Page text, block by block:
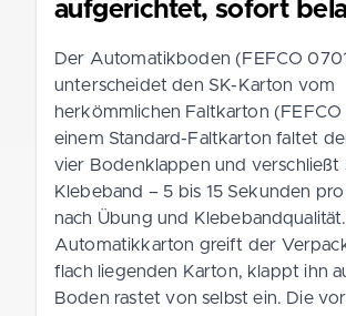
aufgerichtet, sofort
Der Automatikboden (FEFCO
unterscheidet den SK-Karton vom
herkömmlichen Faltkarton (FEFCO
einem Standard-Faltkarton faltet
vier Bodenklappen und verschließt
Klebeband – 5 bis 15 Sekunden
nach Übung und
Automatikkarton greift der
flach liegenden Karton, klappt ihn
Boden rastet von selbst ein. Die